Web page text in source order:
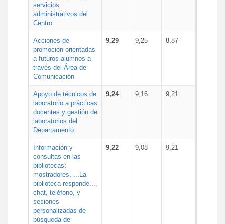
servicios
administrativos del
Centro
Acciones de
promoción orientadas
a futuros alumnos a
través del Área de
Comunicación
9,29 9,25 8,87
Apoyo de técnicos de
laboratorio a prácticas
docentes y gestión de
laboratorios del
Departamento
9,24 9,16 9,21
Información y
consultas en las
bibliotecas:
mostradores, ...La
biblioteca responde...,
chat, teléfono, y
sesiones
personalizadas de
búsqueda de
9,22 9,08 9,21